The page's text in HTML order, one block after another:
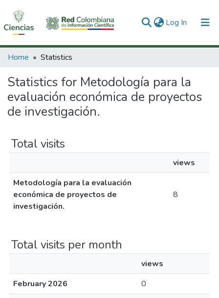
Log In (current)
Communities & Collections
All of DSpace
Home Statistics
Statistics for Metodología para la
evaluación económica de proyectos
de investigación.
Total visits
views
Metodología para la evaluación
económica de proyectos de
investigación.
8
Total visits per month
views
February 2026
0